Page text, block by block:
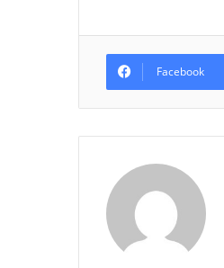
Facebook